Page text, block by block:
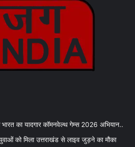
का यादगार कॉमनवेल्थ गेम्स 2026 अभियान..
को मिला उत्तराखंड से लाइव जुड़ने का मौका